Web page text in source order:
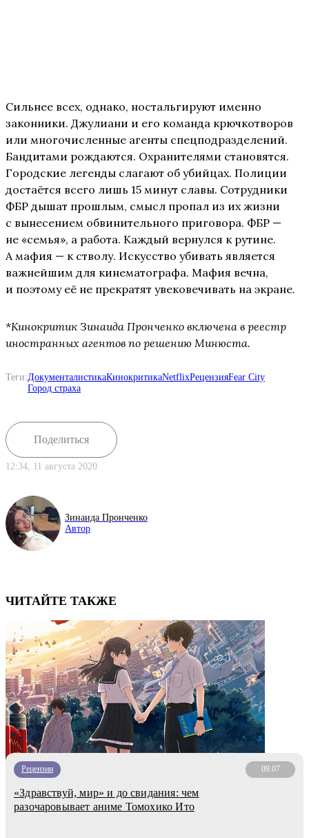
Сильнее всех, однако, ностальгируют именно
законники. Джулиани и его команда крючкотворов
или многочисленные агенты спецподразделений.
Бандитами рождаются. Охранителями становятся.
Городские легенды слагают об убийцах. Полиции
достаётся всего лишь 15 минут славы. Сотрудники
ФБР дышат прошлым, смысл пропал из их жизни
с вынесением обвинительного приговора. ФБР —
не «семья», а работа. Каждый вернулся к рутине.
А мафия — к стволу. Искусство убивать является
важнейшим для кинематографа. Мафия вечна,
и поэтому её не прекратят увековечивать на экране.
*Кинокритик Зинаида Пронченко включена в реестр
иностранных агентов по решению Минюста.
Теги:ДокументалистикаКинокритикаNetflixРецензияFear City
Город страха
Поделиться
12:34, 11 августа 2020
Зинаида Пронченко
Автор
ЧИТАЙТЕ ТАКЖЕ
Рецензии 09.07
«Здравствуй, мир» и до свидания: чем
разочаровывает аниме Томохико Ито